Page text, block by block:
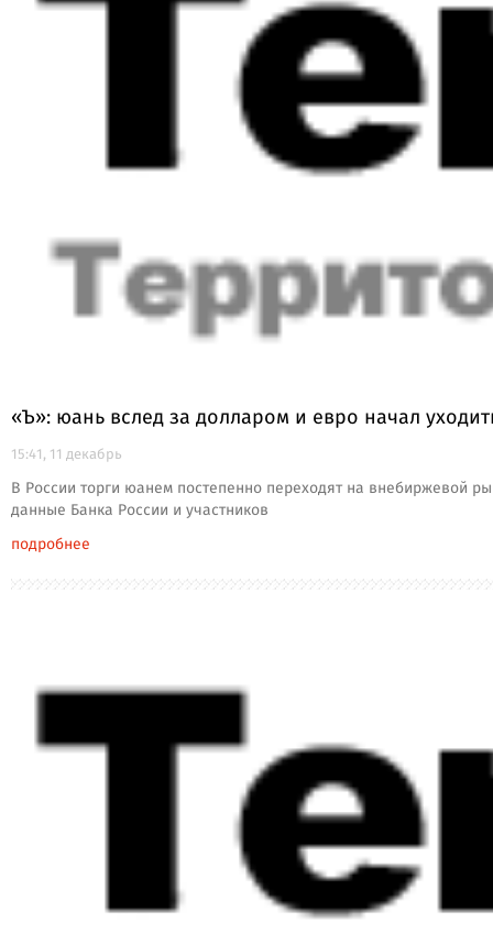
«Ъ»: юань вслед за долларом и евро начал
15:41, 11 декабрь
В России торги юанем постепенно переходят на внебиржевой
данные Банка России и участников
подробнее